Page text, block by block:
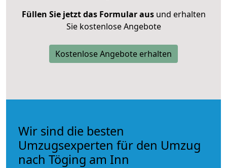
Füllen Sie jetzt das Formular ausund erhalten
Sie kostenlose Angebote
Kostenlose Angebote erhalten
Wir sind die besten
Umzugsexperten für den Umzug
nach Töging am Inn